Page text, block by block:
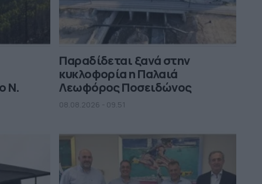
Κωνσταντίνος Αργυρός:
Φωτογραφήθηκε μέσα σε σκάφος -
"Μεσοπέλαγα αρμενίζω" (Εικόνες)
09:17
Ν.
Παραδίδεται ξανά στην
κυκλοφορία η Παλαιά
Λεωφόρος Ποσειδώνος
08.08.2026 - 09.51